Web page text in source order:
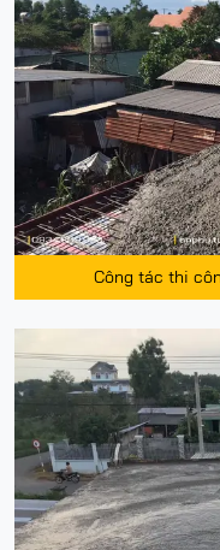
Công tác thi